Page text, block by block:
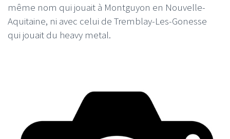
même nom qui jouait à Montguyon en Nouvelle-
Aquitaine, ni avec celui de Tremblay-Les-Gonesse
qui jouait du heavy metal.